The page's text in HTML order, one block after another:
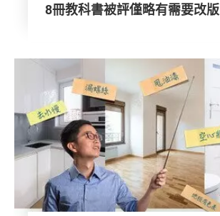
8冊教科書被評僅略有需要改版